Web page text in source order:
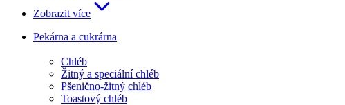
Zobrazit více
Pekárna a cukrárna
Chléb
Žitný a speciální chléb
Pšenično-žitný chléb
Toastový chléb